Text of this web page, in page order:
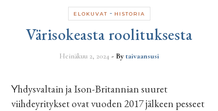
ELOKUVAT - HISTORIA
Värisokeasta roolituksesta
Heinäkuu 2, 2024 - By taivaansusi
Yhdysvaltain ja Ison-Britannian suuret
viihdeyritykset ovat vuoden 2017 jälkeen pesseet